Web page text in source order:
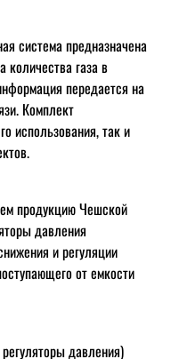
система предназначена
количества газа в
передается на
Комплект
использования, так и
продукцию Чешской
давления
и регуляции
от емкости
давления)